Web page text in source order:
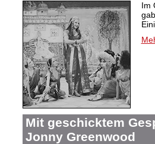
Im
Mit geschicktem
Jonny Greenwood